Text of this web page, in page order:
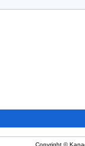
Copyright ©